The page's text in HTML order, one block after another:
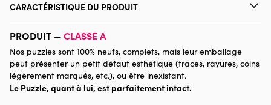
CARACTÉRISTIQUE DU PRODUIT
Catégorie
Puzzles - Forêts, Fleurs et
Jardins
PRODUIT —CLASSE A
Nos puzzles sont 100% neufs, complets, mais leur emballage
peut présenter un petit défaut esthétique (traces, rayures, coins
légèrement marqués, etc.), ou être inexistant.
Le Puzzle, quant à lui, est parfaitement intact.